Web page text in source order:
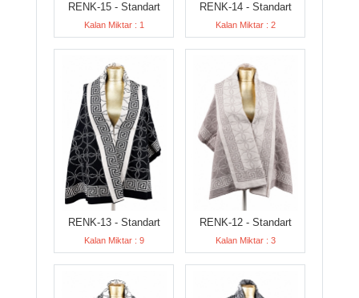
RENK-15 - Standart
Kalan Miktar : 1
RENK-14 - Standart
Kalan Miktar : 2
RENK-13 - Standart
Kalan Miktar : 9
RENK-12 - Standart
Kalan Miktar : 3